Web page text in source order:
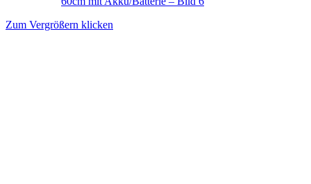
Zum Vergrößern klicken